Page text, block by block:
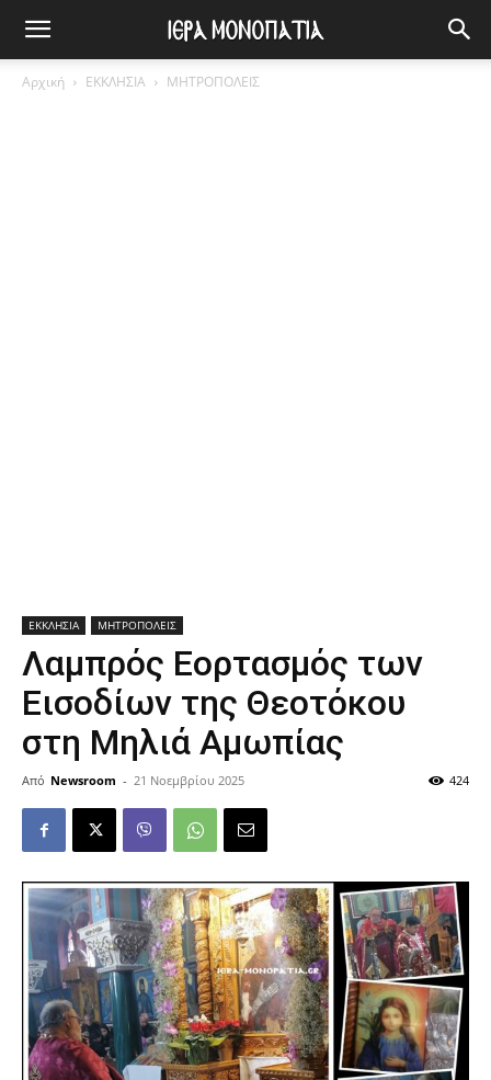
Αρχική ΕΚΚΛΗΣΙΑ ΜΗΤΡΟΠΟΛΕΙΣ
ΕΚΚΛΗΣΙΑ ΜΗΤΡΟΠΟΛΕΙΣ
Λαμπρός Εορτασμός των
Εισοδίων της Θεοτόκου
στη Μηλιά Αμωπίας
Από Newsroom - 21 Νοεμβρίου 2025 424